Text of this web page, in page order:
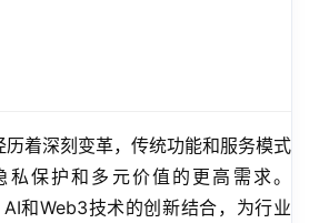
着深刻变革，传统功能和服务模式
保护和多元价值的更高需求。
和Web3技术的创新结合，为行业